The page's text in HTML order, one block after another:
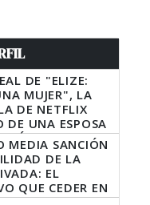
DE "ELIZE:
MUJER", LA
DE NETFLIX
DE UNA ESPOSA
A SU
MEDIA SANCIÓN
DE LA
EL
QUE CEDER EN
DEL FUEGO